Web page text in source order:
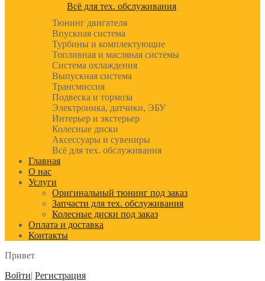
Всё для тех. обслуживания
Тюнинг двигателя
Впускная система
Турбины и комплектующие
Топливная и масляная системы
Система охлаждения
Выпускная система
Трансмиссия
Подвеска и тормоза
Электроника, датчики, ЭБУ
Интерьер и экстерьер
Колесные диски
Аксессуары и сувениры
Всё для тех. обслуживания
Главная
О нас
Услуги
Оригинальный тюнинг под заказ
Запчасти для тех. обслуживания
Колесные диски под заказ
Оплата и доставка
Контакты
Привет
Войти| Регистрация